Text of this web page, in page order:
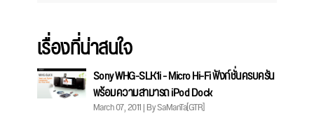
เรื่องที่น่าสนใจ
Sony WHG-SLK1i - Micro Hi-Fi ฟังก์ชั่นครบครัน
พร้อมความสามารถ iPod Dock
March 07, 2011 | By SaManTa[GTR]